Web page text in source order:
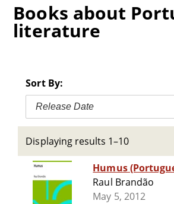
Books about
literature
Sort By:
Release Date
Displaying results 1–10
Humus
Raul Brandão
May 5, 2012